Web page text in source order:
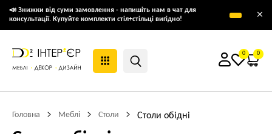
📣 Знижки від суми замовлення - напишіть нам в чат для
консультації. Купуйте комплекти стіл+стільці вигідно!
×
0 0
Головна Меблі Столи Столи обідні